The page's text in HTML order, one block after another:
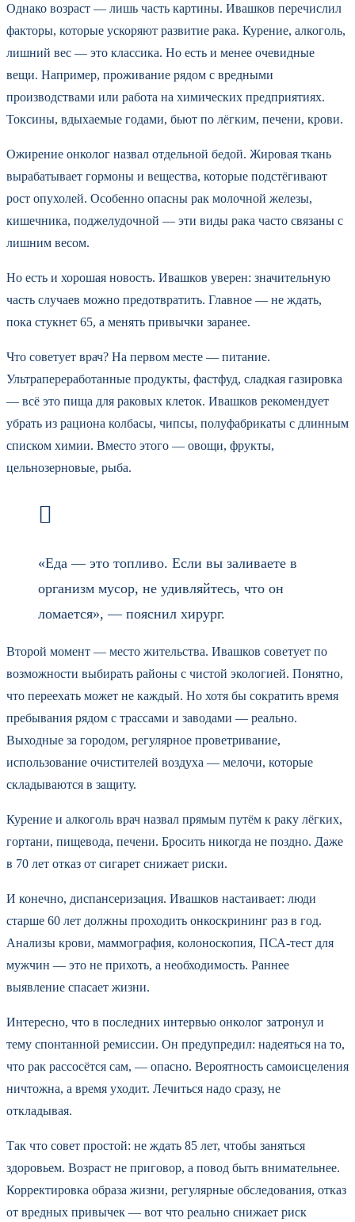
Однако возраст — лишь часть картины. Ивашков перечислил
факторы, которые ускоряют развитие рака. Курение, алкоголь,
лишний вес — это классика. Но есть и менее очевидные
вещи. Например, проживание рядом с вредными
производствами или работа на химических предприятиях.
Токсины, вдыхаемые годами, бьют по лёгким, печени, крови.
Ожирение онколог назвал отдельной бедой. Жировая ткань
вырабатывает гормоны и вещества, которые подстёгивают
рост опухолей. Особенно опасны рак молочной железы,
кишечника, поджелудочной — эти виды рака часто связаны с
лишним весом.
Но есть и хорошая новость. Ивашков уверен: значительную
часть случаев можно предотвратить. Главное — не ждать,
пока стукнет 65, а менять привычки заранее.
Что советует врач? На первом месте — питание.
Ультрапереработанные продукты, фастфуд, сладкая газировка
— всё это пища для раковых клеток. Ивашков рекомендует
убрать из рациона колбасы, чипсы, полуфабрикаты с длинным
списком химии. Вместо этого — овощи, фрукты,
цельнозерновые, рыба.
«Еда — это топливо. Если вы заливаете в
организм мусор, не удивляйтесь, что он
ломается», — пояснил хирург.
Второй момент — место жительства. Ивашков советует по
возможности выбирать районы с чистой экологией. Понятно,
что переехать может не каждый. Но хотя бы сократить время
пребывания рядом с трассами и заводами — реально.
Выходные за городом, регулярное проветривание,
использование очистителей воздуха — мелочи, которые
складываются в защиту.
Курение и алкоголь врач назвал прямым путём к раку лёгких,
гортани, пищевода, печени. Бросить никогда не поздно. Даже
в 70 лет отказ от сигарет снижает риски.
И конечно, диспансеризация. Ивашков настаивает: люди
старше 60 лет должны проходить онкоскрининг раз в год.
Анализы крови, маммография, колоноскопия, ПСА-тест для
мужчин — это не прихоть, а необходимость. Раннее
выявление спасает жизни.
Интересно, что в последних интервью онколог затронул и
тему спонтанной ремиссии. Он предупредил: надеяться на то,
что рак рассосётся сам, — опасно. Вероятность самоисцеления
ничтожна, а время уходит. Лечиться надо сразу, не
откладывая.
Так что совет простой: не ждать 85 лет, чтобы заняться
здоровьем. Возраст не приговор, а повод быть внимательнее.
Корректировка образа жизни, регулярные обследования, отказ
от вредных привычек — вот что реально снижает риск